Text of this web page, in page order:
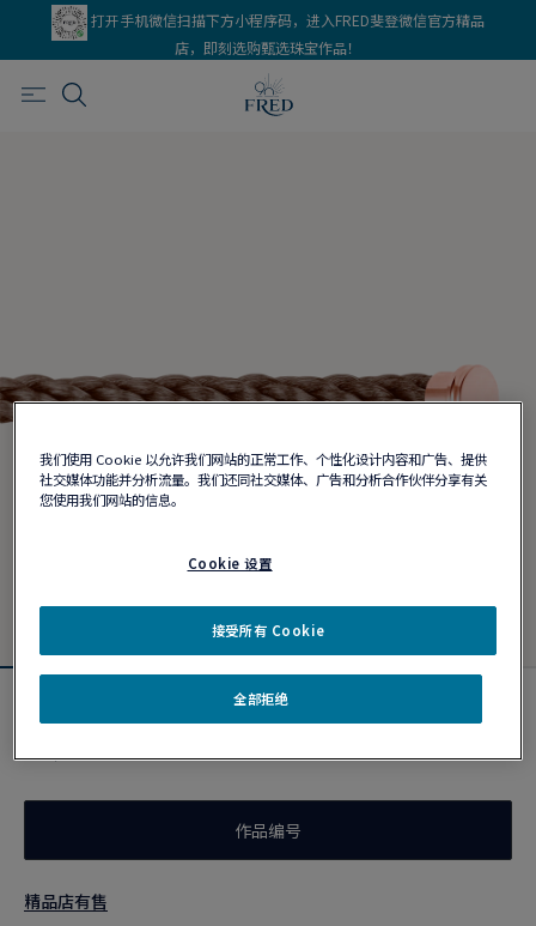
打开手机微信扫描下方小程序码，进入FRED斐登微信官方精品
店，即刻选购甄选珠宝作品！
灰褐色链绳
作品编号
精品店有售
我们使用 Cookie 以允许我们网站的正常工作、个性化设计内容和广告、提供
社交媒体功能并分析流量。我们还同社交媒体、广告和分析合作伙伴分享有关
您使用我们网站的信息。
Cookie 设置
全部拒绝
接受所有 Cookie